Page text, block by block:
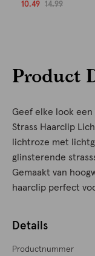
10.49
14.99
Product
Geef elke look
Strass Haarclip
lichtroze met
glinsterende
Gemaakt van
haarclip perfect
Details
Productnummer